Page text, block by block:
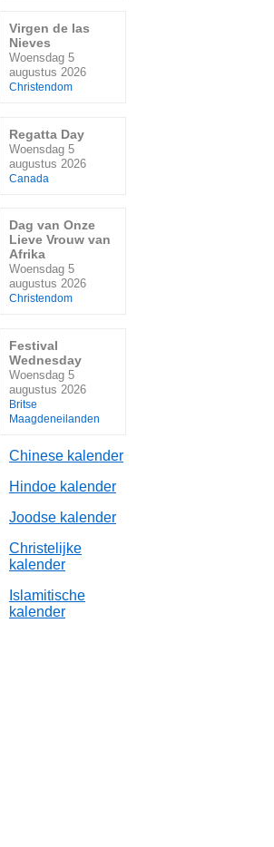
Virgen de las
Nieves
Woensdag 5
augustus 2026
Christendom
Regatta Day
Woensdag 5
augustus 2026
Canada
Dag van Onze
Lieve Vrouw van
Afrika
Woensdag 5
augustus 2026
Christendom
Festival
Wednesday
Woensdag 5
augustus 2026
Britse
Maagdeneilanden
Chinese kalender
Hindoe kalender
Joodse kalender
Christelijke
kalender
Islamitische
kalender